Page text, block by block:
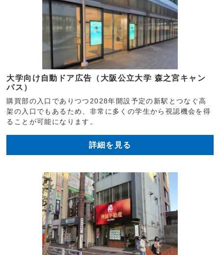
大学向け自動ドア広告（大阪公立大学 森之宮キャン
パス）
購買部の入口でありつつ2028年開設予定の新駅とつなぐ高
架の入口でもあるため、非常に多くの学生から視認機会を得
ることが可能になります。
詳細を見る